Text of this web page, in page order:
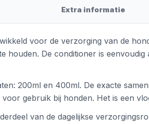
Extra informatie
voor de verzorging van de
houden. De conditioner is
200ml en 400ml. De exacte
gebruik bij honden. Het is een
van de dagelijkse